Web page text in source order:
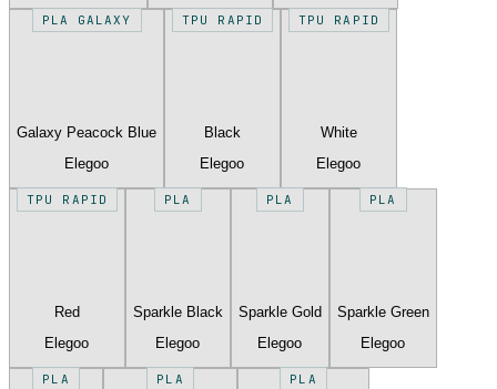
PLA GALAXY
Galaxy Peacock Blue
Elegoo
TPU RAPID
Black
Elegoo
TPU RAPID
White
Elegoo
TPU RAPID
Red
Elegoo
PLA
Sparkle Black
Elegoo
PLA
Sparkle Gold
Elegoo
PLA
Sparkle Green
Elegoo
PLA PLA PLA